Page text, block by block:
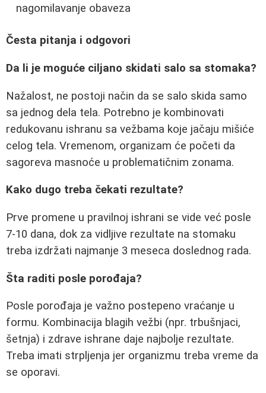
nagomilavanje obaveza
Česta pitanja i odgovori
Da li je moguće ciljano skidati salo sa stomaka?
Nažalost, ne postoji način da se salo skida samo
sa jednog dela tela. Potrebno je kombinovati
redukovanu ishranu sa vežbama koje jačaju mišiće
celog tela. Vremenom, organizam će početi da
sagoreva masnoće u problematičnim zonama.
Kako dugo treba čekati rezultate?
Prve promene u pravilnoj ishrani se vide već posle
7-10 dana, dok za vidljive rezultate na stomaku
treba izdržati najmanje 3 meseca doslednog rada.
Šta raditi posle porođaja?
Posle porođaja je važno postepeno vraćanje u
formu. Kombinacija blagih vežbi (npr. trbušnjaci,
šetnja) i zdrave ishrane daje najbolje rezultate.
Treba imati strpljenja jer organizmu treba vreme da
se oporavi.